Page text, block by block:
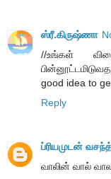
ஸ்ரீ.கிருஷ்ணா
//உங்கள்
good idea to
Reply
ப்ரியமுடன்
வாலின் வால்